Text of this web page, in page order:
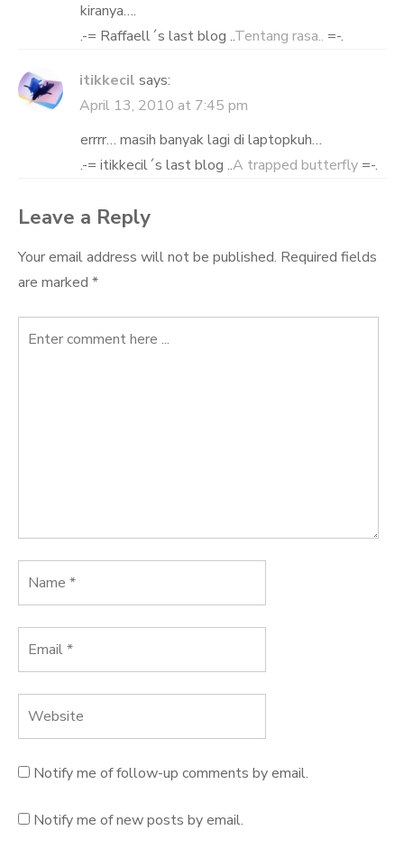
kiranya….
.-= Raffaell´s last blog ..Tentang rasa.. =-.
itikkecil says:
April 13, 2010 at 7:45 pm
errrr… masih banyak lagi di laptopkuh…
.-= itikkecil´s last blog ..A trapped butterfly =-.
Leave a Reply
Your email address will not be published. Required fields
are marked *
Notify me of follow-up comments by email.
Notify me of new posts by email.